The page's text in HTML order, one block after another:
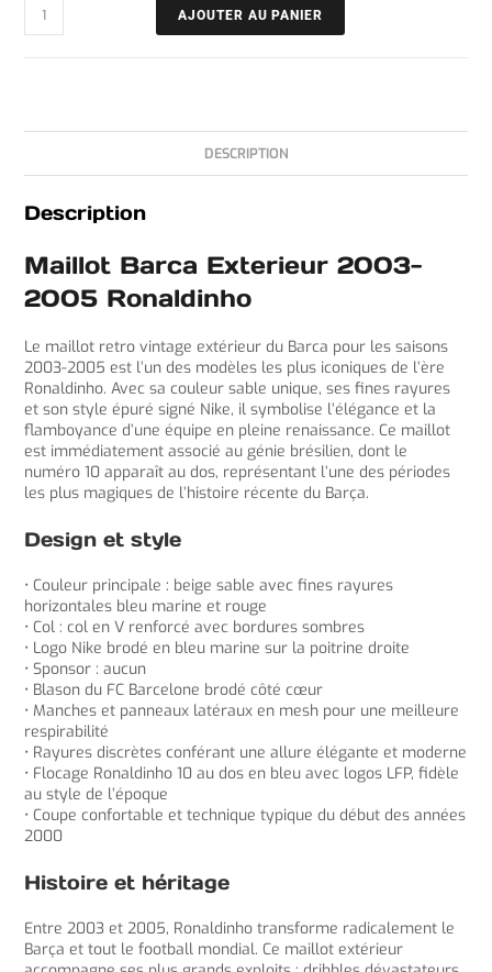
AJOUTER AU PANIER
DESCRIPTION
Description
Maillot Barca Exterieur 2003-
2005 Ronaldinho
Le maillot retro vintage extérieur du Barca pour les saisons
2003-2005 est l’un des modèles les plus iconiques de l’ère
Ronaldinho. Avec sa couleur sable unique, ses fines rayures
et son style épuré signé Nike, il symbolise l’élégance et la
flamboyance d’une équipe en pleine renaissance. Ce maillot
est immédiatement associé au génie brésilien, dont le
numéro 10 apparaît au dos, représentant l’une des périodes
les plus magiques de l’histoire récente du Barça.
Design et style
• Couleur principale : beige sable avec fines rayures
horizontales bleu marine et rouge
• Col : col en V renforcé avec bordures sombres
• Logo Nike brodé en bleu marine sur la poitrine droite
• Sponsor : aucun
• Blason du FC Barcelone brodé côté cœur
• Manches et panneaux latéraux en mesh pour une meilleure
respirabilité
• Rayures discrètes conférant une allure élégante et moderne
• Flocage Ronaldinho 10 au dos en bleu avec logos LFP, fidèle
au style de l’époque
• Coupe confortable et technique typique du début des années
2000
Histoire et héritage
Entre 2003 et 2005, Ronaldinho transforme radicalement le
Barça et tout le football mondial. Ce maillot extérieur